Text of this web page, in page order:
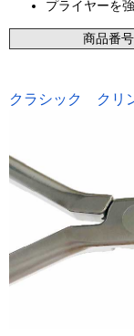
プライヤーを
商品番号
クラシック クリ